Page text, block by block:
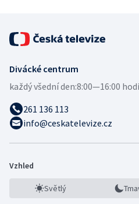
Divácké centrum
každý všední den:8:00—16:00
261 136 113
info@ceskatelevize.cz
Vzhled
Světlý